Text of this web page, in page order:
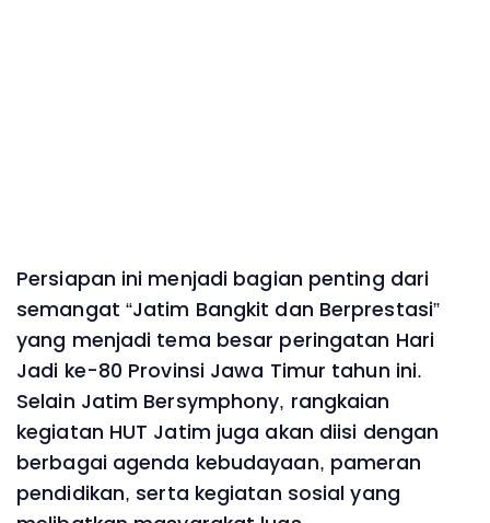
Persiapan ini menjadi bagian penting dari
semangat “Jatim Bangkit dan Berprestasi”
yang menjadi tema besar peringatan Hari
Jadi ke-80 Provinsi Jawa Timur tahun ini.
Selain Jatim Bersymphony, rangkaian
kegiatan HUT Jatim juga akan diisi dengan
berbagai agenda kebudayaan, pameran
pendidikan, serta kegiatan sosial yang